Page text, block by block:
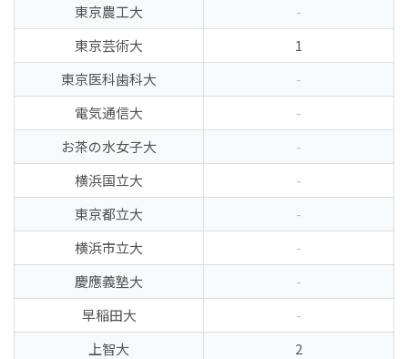
東京農工大
-
東京芸術大
1
東京医科歯科大
-
電気通信大
-
お茶の水女子大
-
横浜国立大
-
東京都立大
-
横浜市立大
-
慶應義塾大
-
早稲田大
-
上智大
2